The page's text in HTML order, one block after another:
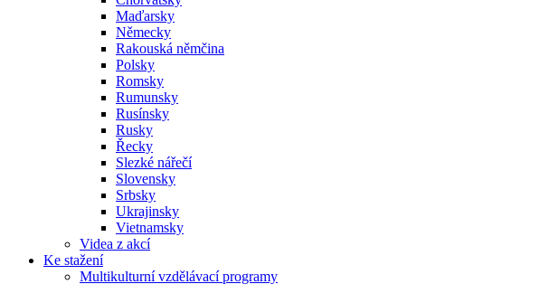
Maďarsky
Německy
Rakouská němčina
Polsky
Romsky
Rumunsky
Rusínsky
Rusky
Řecky
Slezké nářečí
Slovensky
Srbsky
Ukrajinsky
Vietnamsky
Videa z akcí
Ke stažení
Multikulturní vzdělávací programy